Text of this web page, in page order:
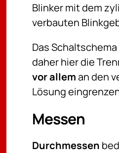
Blinker mit dem
verbauten
Das
daher hier die
vor alleman den
Lösung
Messen
Durchmessen